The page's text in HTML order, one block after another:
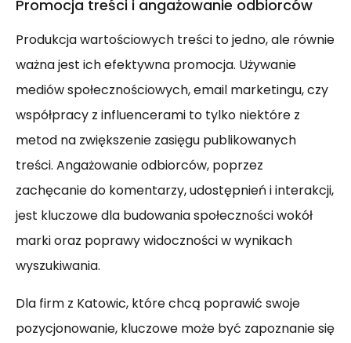
Promocja treści i angażowanie odbiorców
Produkcja wartościowych treści to jedno, ale równie
ważna jest ich efektywna promocja. Używanie
mediów społecznościowych, email marketingu, czy
współpracy z influencerami to tylko niektóre z
metod na zwiększenie zasięgu publikowanych
treści. Angażowanie odbiorców, poprzez
zachęcanie do komentarzy, udostępnień i interakcji,
jest kluczowe dla budowania społeczności wokół
marki oraz poprawy widoczności w wynikach
wyszukiwania.
Dla firm z Katowic, które chcą poprawić swoje
pozycjonowanie, kluczowe może być zapoznanie się